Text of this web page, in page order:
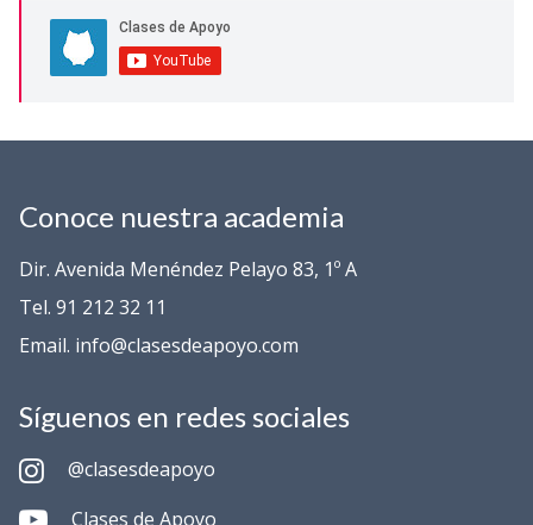
Conoce nuestra academia
Dir. Avenida Menéndez Pelayo 83, 1º A
Tel. 91 212 32 11
Email. info@clasesdeapoyo.com
Síguenos en redes sociales
@clasesdeapoyo
Clases de Apoyo